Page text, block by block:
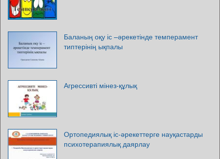
Баланың оқу іс –әрекетінде темперамент
типтерінің ықпалы
Агрессивті мінез-құлық
Ортопедиялық іс-әрекеттерге науқастарды
психотерапиялық даярлау